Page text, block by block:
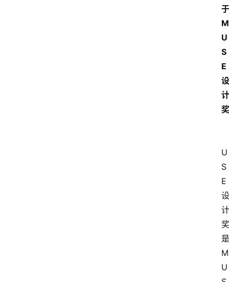
于
M
U
S
E
设
计
奖
U
S
E
设
计
奖
是
M
U